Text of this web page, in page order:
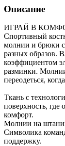
Описание
ИГРАЙ В
Спортивный
молнии и брюки с
разных образов.
коэффициентом
разминки.
переодеться,
Ткань с
поверхность, где
комфорт.
Молнии на
Символика
поддержку.